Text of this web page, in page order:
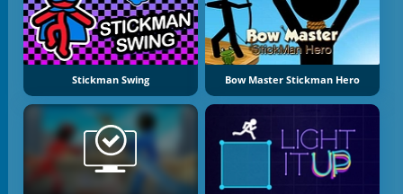
Stickman Swing Bow Master Stickman Hero